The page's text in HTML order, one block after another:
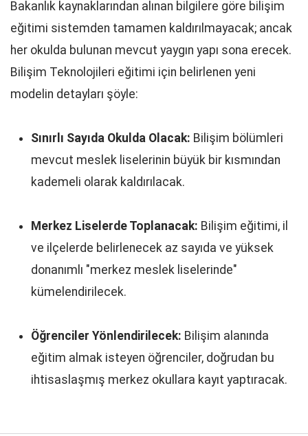
Bakanlık kaynaklarından alınan bilgilere göre bilişim
eğitimi sistemden tamamen kaldırılmayacak; ancak
her okulda bulunan mevcut yaygın yapı sona erecek.
Bilişim Teknolojileri eğitimi için belirlenen yeni
modelin detayları şöyle:
Sınırlı Sayıda Okulda Olacak: Bilişim bölümleri
mevcut meslek liselerinin büyük bir kısmından
kademeli olarak kaldırılacak.
Merkez Liselerde Toplanacak: Bilişim eğitimi, il
ve ilçelerde belirlenecek az sayıda ve yüksek
donanımlı "merkez meslek liselerinde"
kümelendirilecek.
Öğrenciler Yönlendirilecek: Bilişim alanında
eğitim almak isteyen öğrenciler, doğrudan bu
ihtisaslaşmış merkez okullara kayıt yaptıracak.